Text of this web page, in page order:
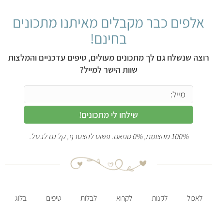
אלפים כבר מקבלים מאיתנו מתכונים
בחינם!
רוצה שנשלח גם לך מתכונים מעולים, טיפים עדכניים והמלצות
שוות הישר למייל?
שילחו לי מתכונים!
100% מהצומח, 0% ספאם. פשוט להצטרף, קל גם לבטל.
לאכול לקנות לקרוא לבלות טיפים בלוג